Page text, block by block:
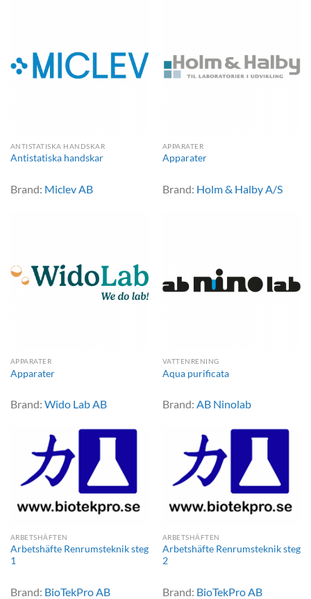
ANTISTATISKA HANDSKAR
Antistatiska handskar
Brand: Miclev AB
APPARATER
Apparater
Brand: Holm & Halby A/S
APPARATER
Apparater
Brand: Wido Lab AB
VATTENRENING
Aqua purificata
Brand: AB Ninolab
ARBETSHÄFTEN
Arbetshäfte Renrumsteknik steg
1
Brand: BioTekPro AB
ARBETSHÄFTEN
Arbetshäfte Renrumsteknik steg
2
Brand: BioTekPro AB